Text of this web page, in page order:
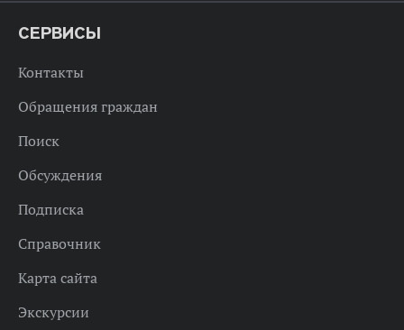
СЕРВИСЫ
Контакты
Обращения граждан
Поиск
Обсуждения
Подписка
Справочник
Карта сайта
Экскурсии